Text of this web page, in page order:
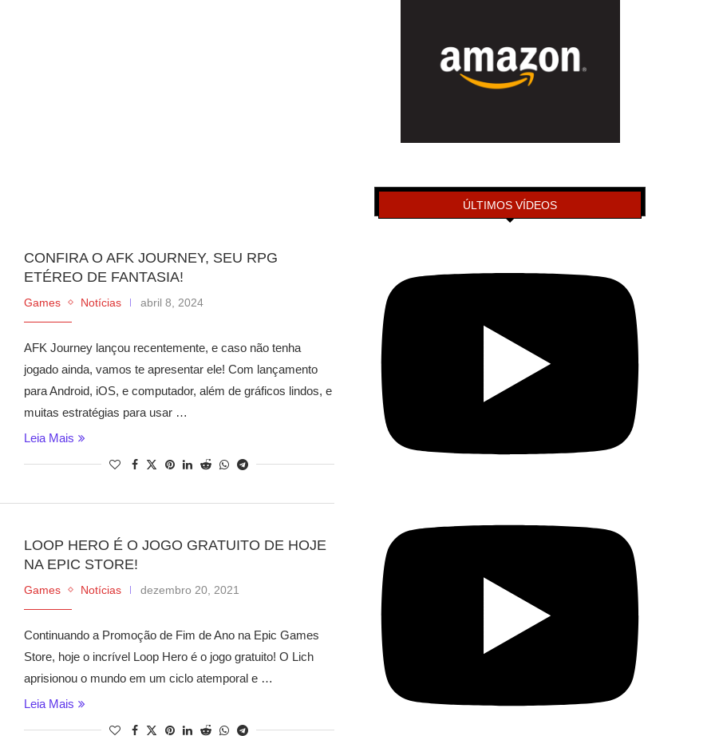
CONFIRA O AFK JOURNEY, SEU RPG
ETÉREO DE FANTASIA!
Games Notícias abril 8, 2024
AFK Journey lançou recentemente, e caso não tenha
jogado ainda, vamos te apresentar ele! Com lançamento
para Android, iOS, e computador, além de gráficos lindos, e
muitas estratégias para usar …
Leia Mais
LOOP HERO É O JOGO GRATUITO DE HOJE
NA EPIC STORE!
Games Notícias dezembro 20, 2021
Continuando a Promoção de Fim de Ano na Epic Games
Store, hoje o incrível Loop Hero é o jogo gratuito! O Lich
aprisionou o mundo em um ciclo atemporal e …
Leia Mais
ÚLTIMOS VÍDEOS